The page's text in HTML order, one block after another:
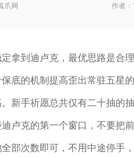
爪网 作者：
拿到迪卢克，最优思路是合
底的机制提高歪出常驻五星
新手祈愿总共仅有二十抽的
卢克的第一个窗口，不要把
部次数即可，不用中途停手